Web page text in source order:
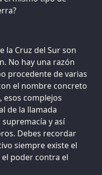
la Cruz del Sur son
No hay una razón
procedente de varias
el nombre concreto
esos complejos
de la llamada
y así
Debes recordar
siempre existe el
poder contra el